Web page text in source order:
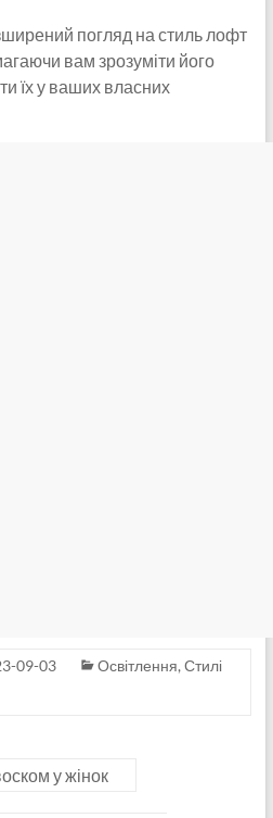
погляд на стиль лофт
вам зрозуміти його
їх у ваших власних
09-03 Освітлення, Стилі
у жінок